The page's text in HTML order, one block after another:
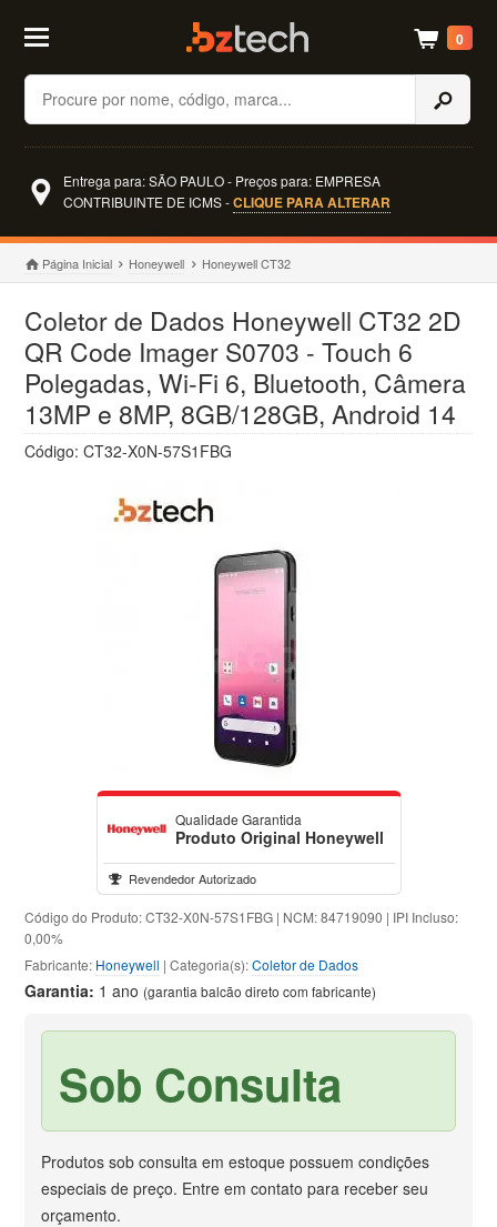
Buscar
0
Entrega para: SÃO PAULO - Preços para: EMPRESA
CONTRIBUINTE DE ICMS -CLIQUE PARA ALTERAR
Página Inicial Honeywell Honeywell CT32
Coletor de Dados Honeywell CT32 2D
QR Code Imager S0703 - Touch 6
Polegadas, Wi-Fi 6, Bluetooth, Câmera
13MP e 8MP, 8GB/128GB, Android 14
Código: CT32-X0N-57S1FBG
Qualidade Garantida
Produto Original Honeywell
Revendedor Autorizado
Código do Produto: CT32-X0N-57S1FBG | NCM: 84719090 | IPI Incluso:
0,00%
Fabricante: Honeywell | Categoria(s):Coletor de Dados
Garantia: 1 ano (garantia balcão direto com fabricante)
Sob Consulta
Produtos sob consulta em estoque possuem condições
especiais de preço. Entre em contato para receber seu
orçamento.